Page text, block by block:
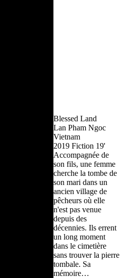
Blessed Land
Lan Pham Ngoc
Vietnam
2019 Fiction 19'
Accompagnée de
son fils, une femme
cherche la tombe de
son mari dans un
ancien village de
pêcheurs où elle
n'est pas venue
depuis des
décennies. Ils errent
un long moment
dans le cimetière
sans trouver la pierre
tombale. Sa
mémoire…